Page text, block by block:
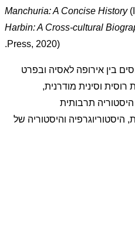
Manchuria: A Concise History
Harbin: A Cross-cultural
Press, 2020).
בין אירופה לאסיה ובפרט
רוסית וסינית מודרנית,
תרבותית
היסטוריוגרפיה והיסטוריה של